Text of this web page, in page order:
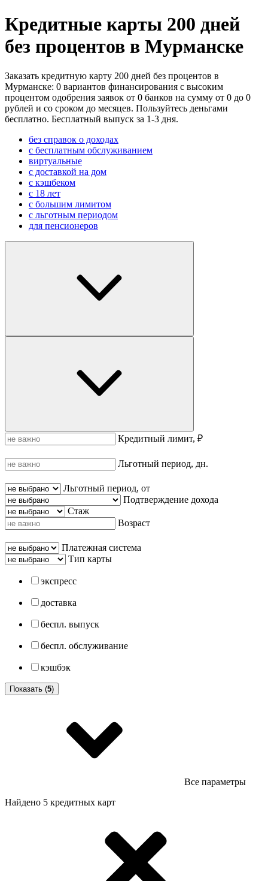
Кредитные карты 200 дней
без процентов в Мурманске
Заказать кредитную карту 200 дней без процентов в
Мурманске: 0 вариантов финансирования с высоким
процентом одобрения заявок от 0 банков на сумму от 0 до 0
рублей и со сроком до месяцев. Пользуйтесь деньгами
бесплатно. Бесплатный выпуск за 1-3 дня.
без справок о доходах
с бесплатным обслуживанием
виртуальные
с доставкой на дом
с кэшбеком
с 18 лет
с большим лимитом
с льготным периодом
для пенсионеров
Кредитный лимит, ₽
Льготный период, дн.
Льготный период, от
Подтверждение дохода
Стаж
Возраст
Платежная система
Тип карты
экспресс
доставка
беспл. выпуск
беспл. обслуживание
кэшбэк
Показать (5)
Все параметры
Найдено 5 кредитных карт